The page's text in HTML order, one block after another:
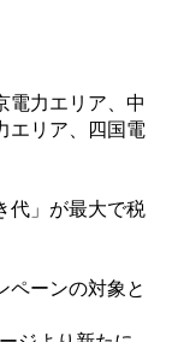
電力エリア、中
エリア、四国電
代」が最大で税
ペーンの対象と